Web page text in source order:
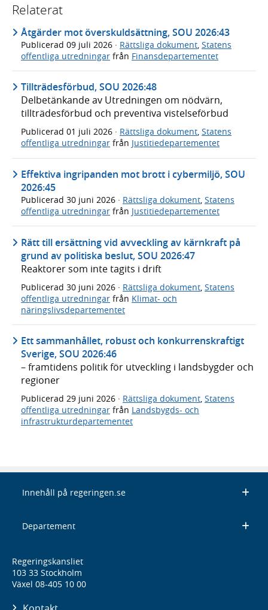
Relaterat
Åtgärder mot överskuldsättning, SOU 2026:43
Publicerad 09 juli 2026 · Rättsliga dokument Statens
offentliga utredningar från Finansdepartementet
Tillträdesförbud, SOU 2026:48
Delbetänkande av Utredningen om nödvärn,
tillträdesförbud och preventiva vistelseförbud
Publicerad 01 juli 2026 · Rättsliga dokument, Statens
offentliga utredningar från Justitiedepartementet
Effektiva ingripanden mot brott i cybermiljö, SOU
2026:45
Publicerad 30 juni 2026 · Rättsliga dokument, Statens
offentliga utredningar från Justitiedepartementet
Rätt till ersättning vid avveckling av kärnkraft på
grund av politiska beslut, SOU 2026:47
Reaktorer som inte tagits i drift
Publicerad 30 juni 2026 · Rättsliga dokument Statens
offentliga utredningar från Klimat- och
näringslivsdepartementet
Ett sammanhållet, robust och konkurrenskraftigt
Sverige, SOU 2026:46
– framtidens politik för utveckling i landsbygder och
regioner
Publicerad 29 juni 2026 · Rättsliga dokument, Statens
offentliga utredningar från Landsbygds- och
infrastrukturdepartementet
Innehåll på regeringen.se
Departement
Regeringskansliet
103 33 Stockholm
Växel 08-405 10 00